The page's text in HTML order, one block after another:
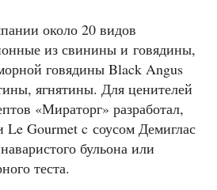
около 20 видов
из свинины и говядины,
говядины Black Angus
ягнятины. Для ценителей
«Мираторг» разработал,
Gourmet c соусом Демиглас
бульона или
теста.